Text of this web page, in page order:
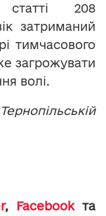
208
затриманий
тимчасового
загрожувати
волі.
, Facebookта